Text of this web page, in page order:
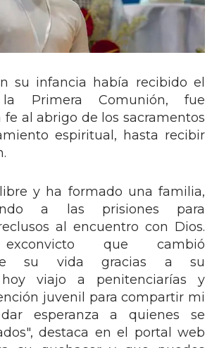
su infancia había recibido el
Primera Comunión, fue
al abrigo de los sacramentos
espiritual, hasta recibir
y ha formado una familia,
a las prisiones para
al encuentro con Dios.
que cambió
su vida gracias a su
viajo a penitenciarías y
juvenil para compartir mi
esperanza a quienes se
destaca en el portal web